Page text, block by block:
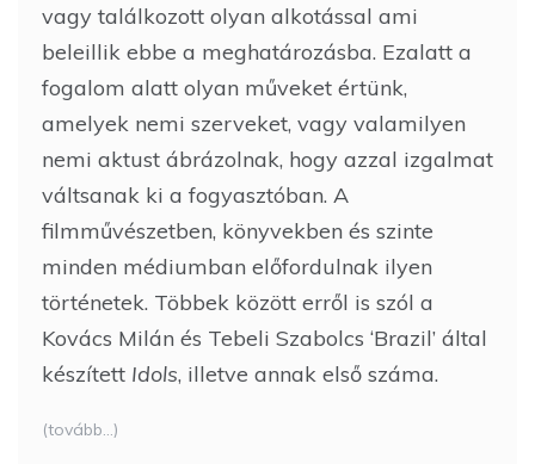
vagy találkozott olyan alkotással ami
beleillik ebbe a meghatározásba. Ezalatt a
fogalom alatt olyan műveket értünk,
amelyek nemi szerveket, vagy valamilyen
nemi aktust ábrázolnak, hogy azzal izgalmat
váltsanak ki a fogyasztóban. A
filmművészetben, könyvekben és szinte
minden médiumban előfordulnak ilyen
történetek. Többek között erről is szól a
Kovács Milán és Tebeli Szabolcs ‘Brazil’ által
készített Idols, illetve annak első száma.
(tovább…)